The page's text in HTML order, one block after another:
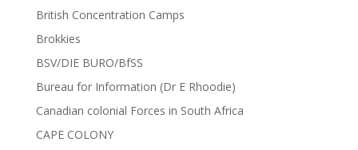
British Concentration Camps
Brokkies
BSV/DIE BURO/BfSS
Bureau for Information (Dr E Rhoodie)
Canadian colonial Forces in South Africa
CAPE COLONY